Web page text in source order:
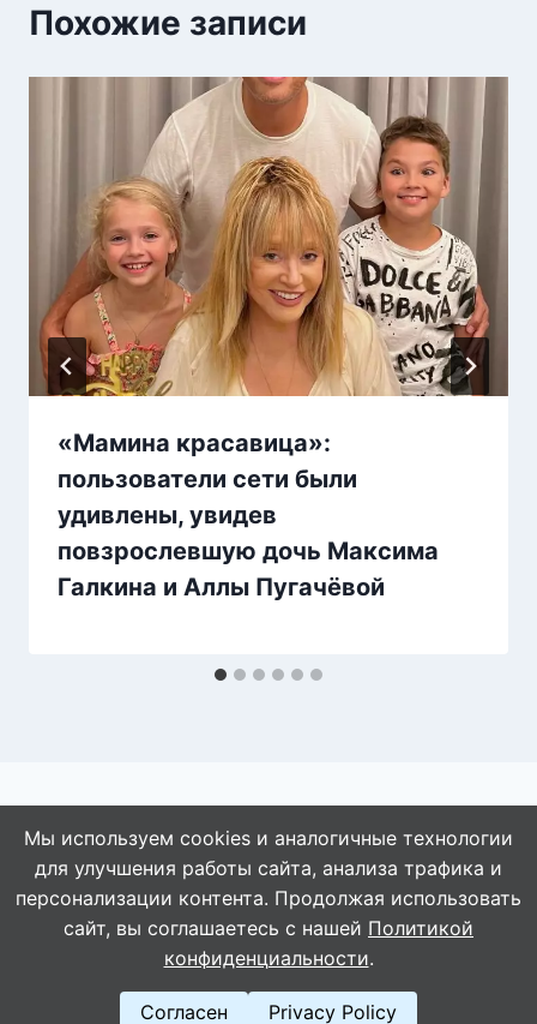
Похожие записи
«Мамина красавица»:
пользователи сети были
удивлены, увидев
повзрослевшую дочь Максима
Галкина и Аллы Пугачёвой
© 2026 АбАлдеть!
Мы используем cookies и аналогичные технологии
для улучшения работы сайта, анализа трафика и
персонализации контента. Продолжая использовать
сайт, вы соглашаетесь с нашей Политикой
конфиденциальности.
Согласен Privacy Policy